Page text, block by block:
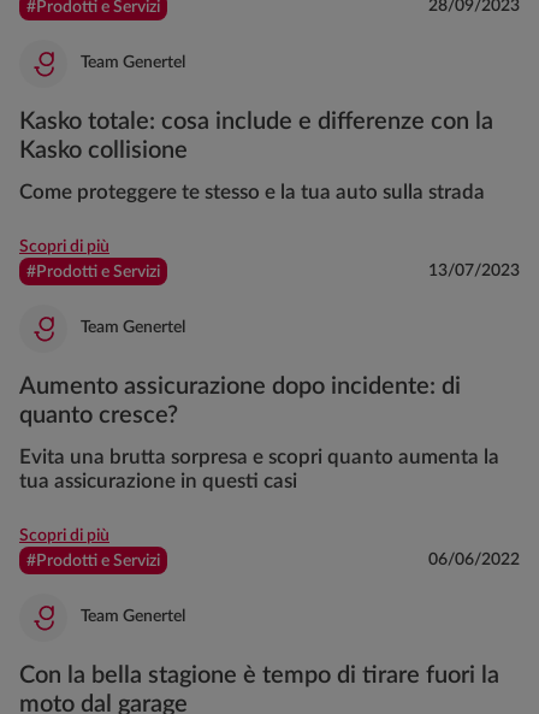
#Prodotti e Servizi
28/09/2023
Team Genertel
Kasko totale: cosa include e differenze con la
Kasko collisione
Come proteggere te stesso e la tua auto sulla strada
Scopri di più
#Prodotti e Servizi
13/07/2023
Team Genertel
Aumento assicurazione dopo incidente: di
quanto cresce?
Evita una brutta sorpresa e scopri quanto aumenta la
tua assicurazione in questi casi
Scopri di più
#Prodotti e Servizi
06/06/2022
Team Genertel
Con la bella stagione è tempo di tirare fuori la
moto dal garage